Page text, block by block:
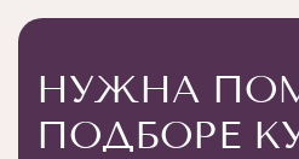
НУЖНА
ПОДБОРЕ